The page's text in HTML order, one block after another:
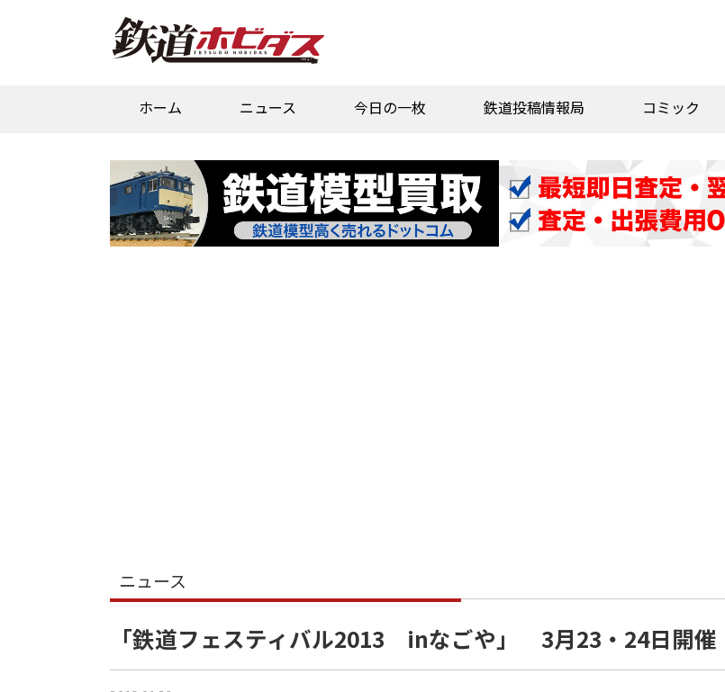
ホーム ニュース 今日の一枚 鉄道投稿情報局 コミック
ニュース
「鉄道フェスティバル2013 inなごや」 3月23・24日開催